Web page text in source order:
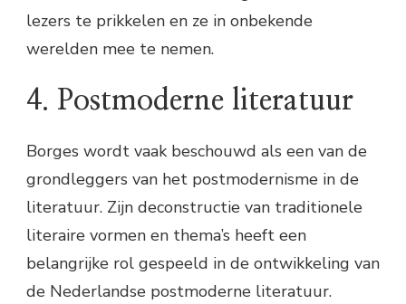
lezers te prikkelen en ze in onbekende
werelden mee te nemen.
4. Postmoderne literatuur
Borges wordt vaak beschouwd als een van de
grondleggers van het postmodernisme in de
literatuur. Zijn deconstructie van traditionele
literaire vormen en thema’s heeft een
belangrijke rol gespeeld in de ontwikkeling van
de Nederlandse postmoderne literatuur.